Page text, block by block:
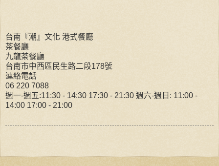
台南『潮』文化 港式餐廳
茶餐廳
九龍茶餐廳
台南市中西區民生路二段178號
連絡電話
06 220 7088
週一-週五:11:30 - 14:30 17:30 - 21:30 週六-週日: 11:00 -
14:00 17:00 - 21:00